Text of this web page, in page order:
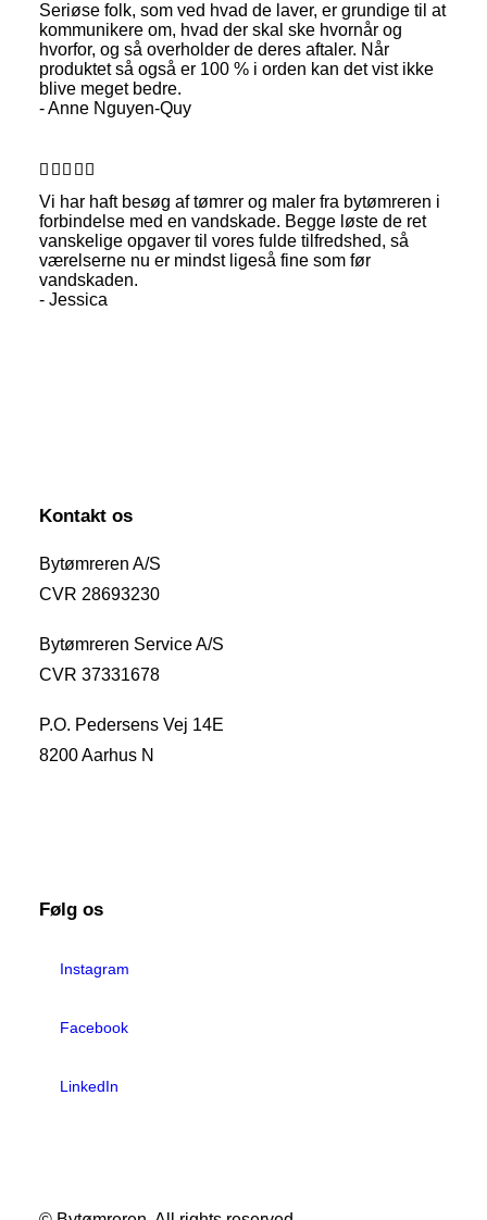
Seriøse folk, som ved hvad de laver, er grundige til at
kommunikere om, hvad der skal ske hvornår og
hvorfor, og så overholder de deres aftaler. Når
produktet så også er 100 % i orden kan det vist ikke
blive meget bedre.
- Anne Nguyen-Quy
Vi har haft besøg af tømrer og maler fra bytømreren i
forbindelse med en vandskade. Begge løste de ret
vanskelige opgaver til vores fulde tilfredshed, så
værelserne nu er mindst ligeså fine som før
vandskaden.
- Jessica
Kontakt os
Bytømreren A/S
CVR 28693230
Bytømreren Service A/S
CVR 37331678
P.O. Pedersens Vej 14E
8200 Aarhus N
Følg os
Instagram
Facebook
LinkedIn